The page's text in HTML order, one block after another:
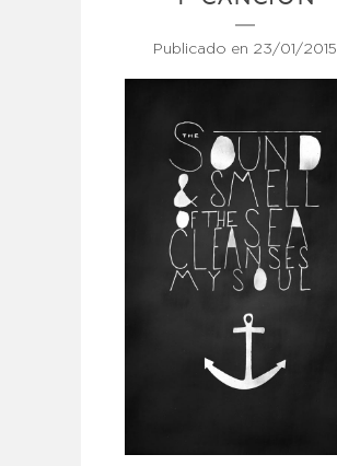
Publicado en 23/01/2015